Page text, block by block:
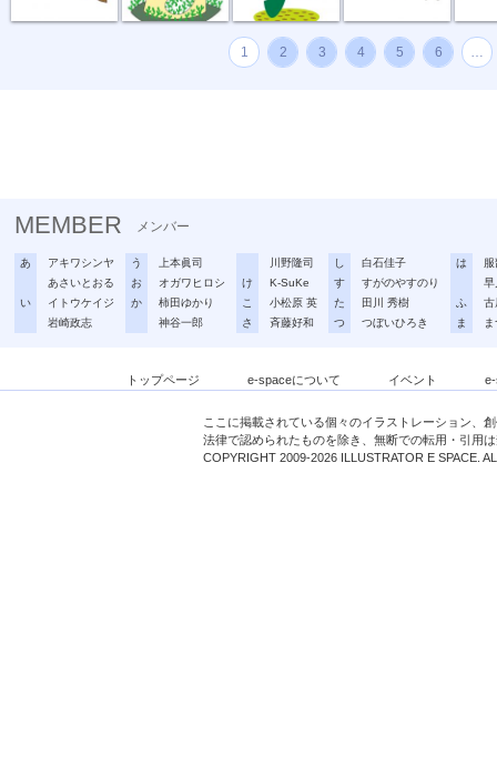
1 2 3 4 5 6 …
MEMBER メンバー
あ
アキワシンヤ
あさいとおる
い
イトウケイジ
岩崎政志
う
上本眞司
お
オガワヒロシ
か
柿田ゆかり
神谷一郎
川野隆司
け
K-SuKe
こ
小松原 英
さ
斉藤好和
し
白石佳子
す
すがのやすのり
た
田川 秀樹
つ
つぼいひろき
は
早
ふ
古
ま
トップページ e-spaceについて イベント
ここに掲載されている個々のイラストレーション、
法律で認められたものを除き、無断での転用・引用
COPYRIGHT 2009-2026 ILLUSTRATOR E SPACE.